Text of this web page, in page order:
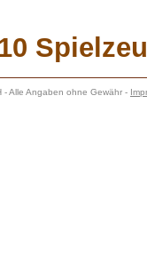
- Alle Angaben ohne Gewähr -